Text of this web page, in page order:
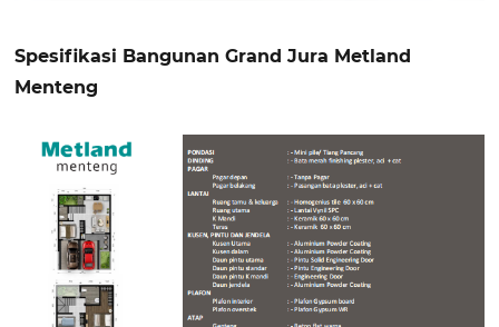
Spesifikasi Bangunan Grand Jura Metland
Menteng